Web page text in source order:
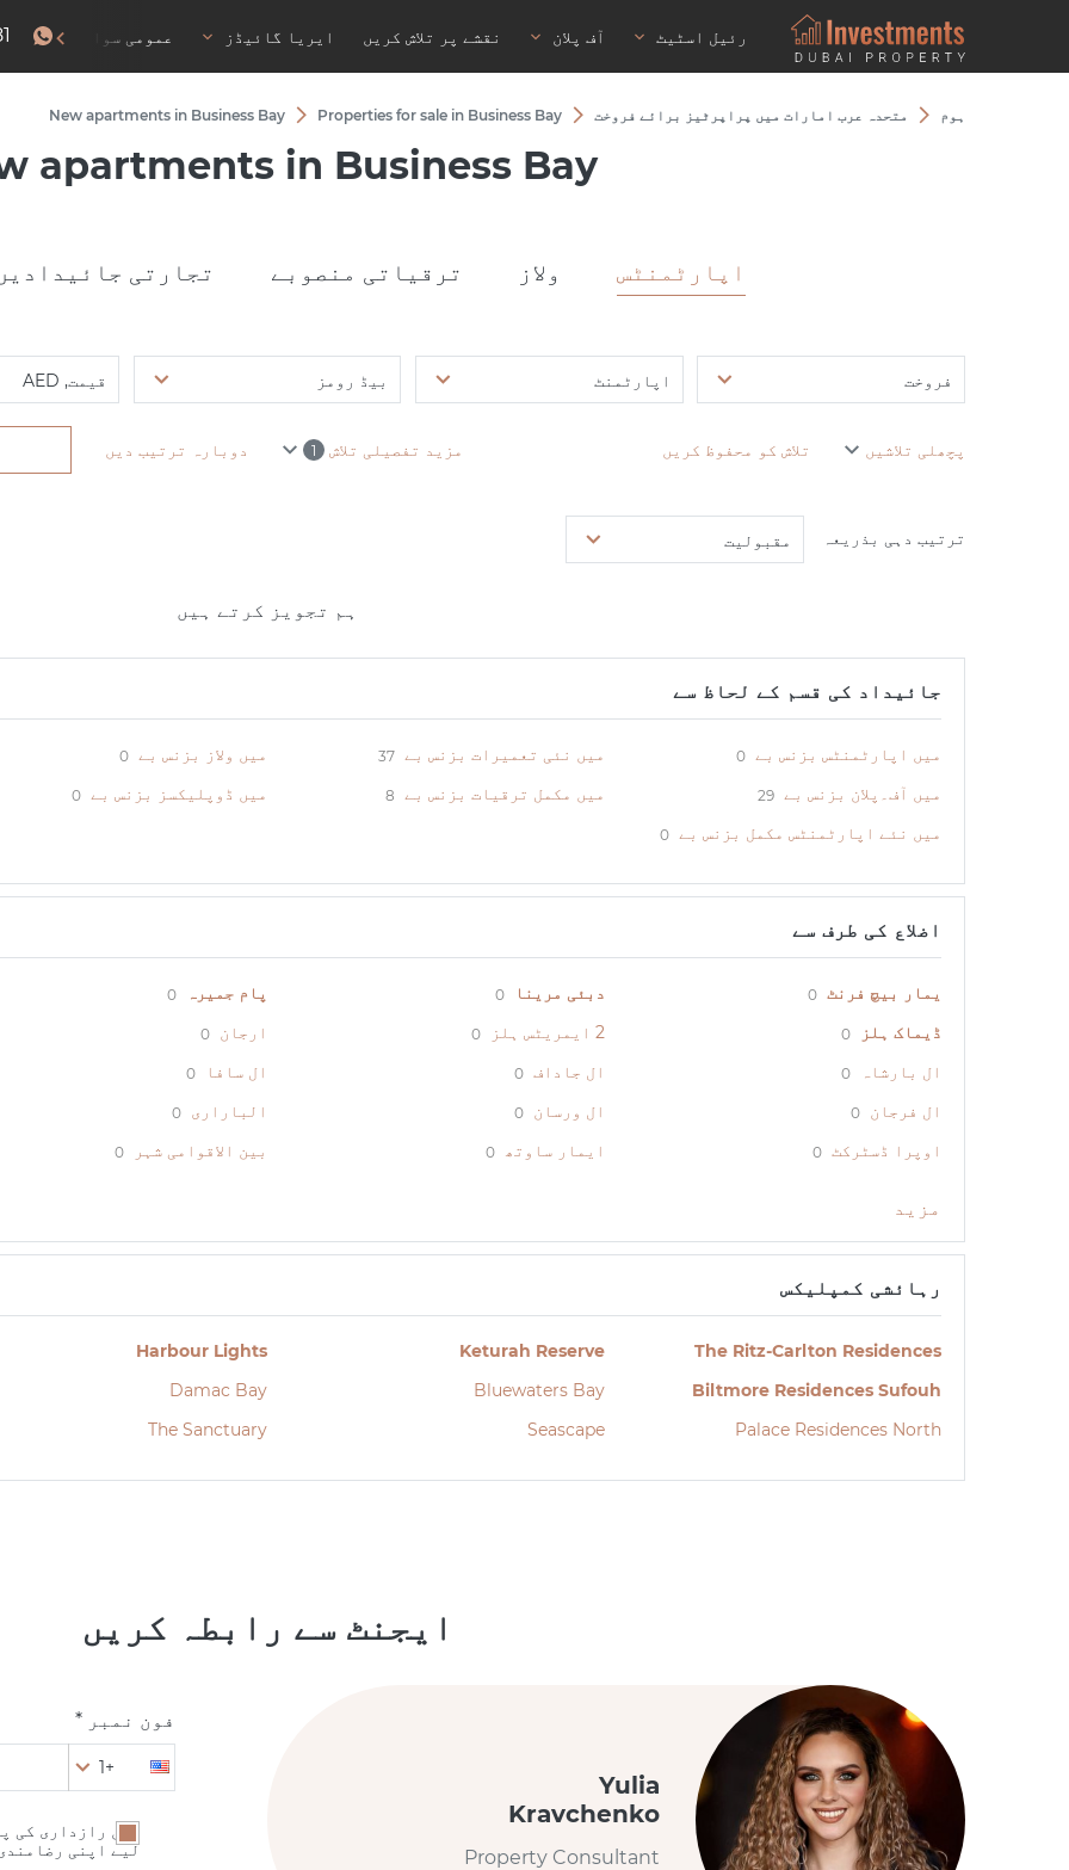
رئیل اسٹیٹ آف پلان نقشے پر تلاش کریں ایریا گائیڈز عمومی سوالات
ہوم متحدہ عرب امارات میں پراپرٹیز برائے فروخت Properties for sale in Business Bay
New apartments in Business Bay
apartments in Business Bay
اپارٹمنٹس ولاز ترقیاتی منصوبے تجارتی
فروخت اپارٹمنٹ بیڈ رومز قیمت, AED
پچھلی تلاشیں تلاش کو محفوظ کریں مزید تفصیلی تلاش 1 دوبارہ ترتیب دیں
ترتیب دہی بذریعہ مقبولیت
ہم تجویز کرتے ہیں
جائیداد کی قسم کے لحاظ سے
میں اپارٹمنٹس بزنس بے 0 میں نئی تعمیرات بزنس بے 37 میں ولاز بزنس بے 0
میں آف۔پلان بزنس بے 29 میں مکمل ترقیات بزنس بے 8 میں ڈوپلیکسز بزنس بے 0
میں نئے اپارٹمنٹس مکمل بزنس بے 0
اضلاع کی طرف سے
یمار بیچ فرنٹ 0 دبئی مرینا 0 پام جمیرہ 0
ڈیماک ہلز 0 2 ایمریٹس ہلز 0 ارجان 0
ال بارشاہ 0 ال جاداف 0 ال سافا 0
ال فرجان 0 ال ورسان 0 الباراری 0
اوپرا ڈسٹرکٹ 0 ایمار ساوتھ 0 بین الاقوامی شہر 0
مزید
رہائشی کمپلیکس
The Ritz-Carlton Residences
Keturah Reserve
Harbour Lights
Biltmore Residences Sufouh
Bluewaters Bay
Damac Bay
Palace Residences North
Seascape
The Sanctuary
ایجنٹ سے رابطہ کریں
Yulia
Kravchenko
Property Consultant
فون نمبر *
+1
میں رازداری کی
لیے اپنی